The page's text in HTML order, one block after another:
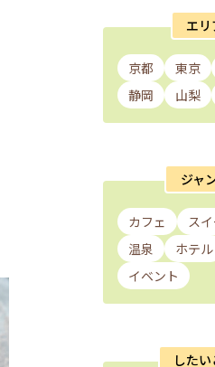
エ
京都 東京
静岡
山梨
ジャ
カフェ ス
温泉
ホテル
イベント
した